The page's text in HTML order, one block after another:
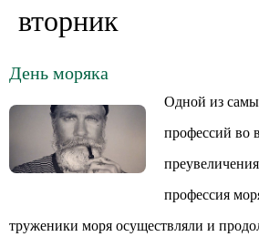
вторник
День моряка
Одной из
профессий во
профессия
труженики моря осуществляли и